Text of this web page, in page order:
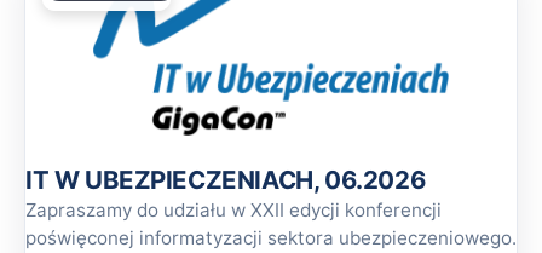
IT W UBEZPIECZENIACH, 06.2026
Zapraszamy do udziału w XXII edycji konferencji
poświęconej informatyzacji sektora ubezpieczeniowego.